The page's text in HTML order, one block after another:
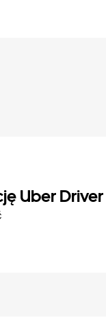
Uber Driver